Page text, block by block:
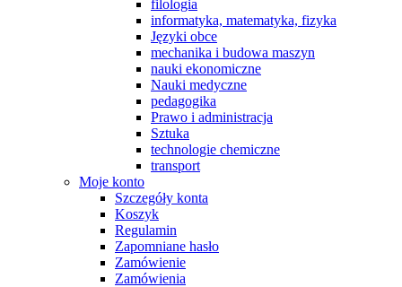
filologia
informatyka, matematyka, fizyka
Języki obce
mechanika i budowa maszyn
nauki ekonomiczne
Nauki medyczne
pedagogika
Prawo i administracja
Sztuka
technologie chemiczne
transport
Moje konto
Szczegóły konta
Koszyk
Regulamin
Zapomniane hasło
Zamówienie
Zamówienia